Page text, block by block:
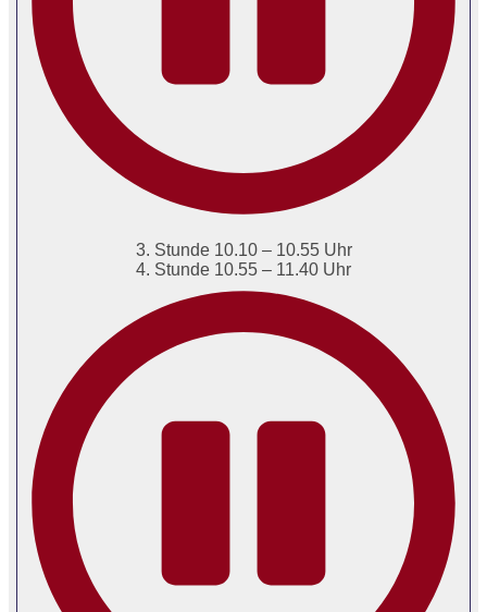
3. Stunde 10.10 – 10.55 Uhr
4. Stunde 10.55 – 11.40 Uhr